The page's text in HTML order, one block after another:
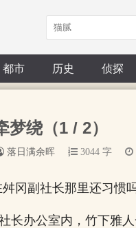
都市 历史 侦探
绕（1 / 2）
落日满余晖 3044 字
舛冈副社长那里还习惯
长办公室内，竹下雅